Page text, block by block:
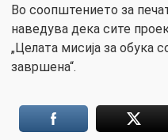
Во соопштението за
наведува дека сите
„Целата мисија за
завршена“.